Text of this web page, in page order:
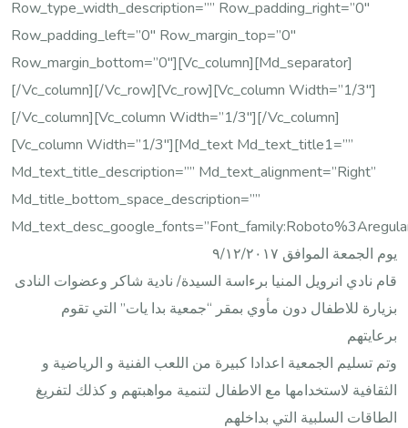
Row_type_width_description=”” Row_padding_right=”0″
Row_padding_left=”0″ Row_margin_top=”0″
Row_margin_bottom=”0″][vc_column][md_separator]
[/vc_column][/vc_row][vc_row][vc_column Width=”1/3″]
[/vc_column][vc_column Width=”1/3″][/vc_column]
[vc_column Width=”1/3″][md_text Md_text_title1=””
Md_text_title_description=”” Md_text_alignment=”right”
Md_title_bottom_space_description=””
يوم الجمعة الموافق ٩/١٢/٢٠١٧
قام نادي انرويل المنيا برءاسة السيدة/ نادية شاكر وعضوات النادى
بزيارة للاطفال دون مأوي بمقر “جمعية بدا يات” التي تقوم
برعايتهم
وتم تسليم الجمعية اعدادا كبيرة من اللعب الفنية و الرياضية و
الثقافية لاستخدامها مع الاطفال لتنمية مواهبتهم و كذلك لتفريغ
الطاقات السلبية التي بداخلهم